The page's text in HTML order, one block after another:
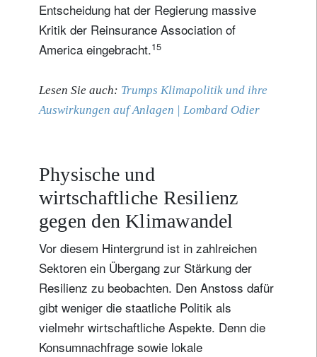
Entscheidung hat der Regierung massive
Kritik der Reinsurance Association of
America eingebracht.15
Lesen Sie auch: Trumps Klimapolitik und ihre
Auswirkungen auf Anlagen | Lombard Odier
Physische und
wirtschaftliche Resilienz
gegen den Klimawandel
Vor diesem Hintergrund ist in zahlreichen
Sektoren ein Übergang zur Stärkung der
Resilienz zu beobachten. Den Anstoss dafür
gibt weniger die staatliche Politik als
vielmehr wirtschaftliche Aspekte. Denn die
Konsumnachfrage sowie lokale